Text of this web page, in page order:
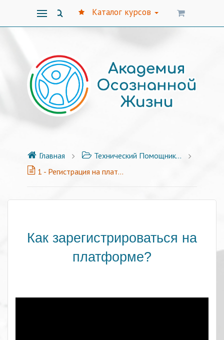
Каталог курсов
Главная
Технический Помощник - инструкции как пользоваться платформой
1 - Регистрация на платформе
Как зарегистрироваться на
платформе?